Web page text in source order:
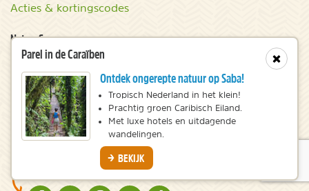
Acties & kortingscodes
NatureScanner
Contact
Samenwerken
Over ons / About us
Nieuwsbrief
Volg ons voor meer inspiratie
LET'S GET SOCIAL!
Sluit
Parel in de Caraïben
Ontdek ongerepte natuur op Saba!
Tropisch Nederland in het klein!
Prachtig groen Caribisch Eiland.
Met luxe hotels en uitdagende
wandelingen.
BEKIJK